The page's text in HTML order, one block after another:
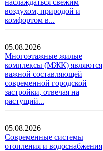
наслаждаться свежим
воздухом, природой и
комфортом в...
05.08.2026
Многоэтажные жилые
комплексы (МЖК) являются
важной составляющей
современной городской
застройки, отвечая на
растущий...
05.08.2026
Современные системы
отопления и водоснабжения